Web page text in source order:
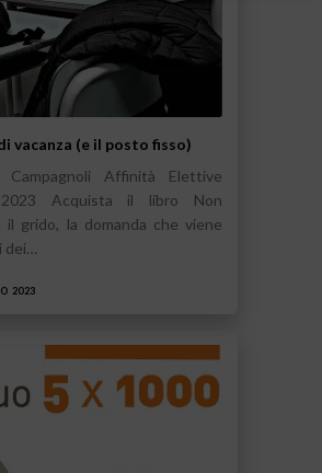
vacanza (e il posto fisso)
Campagnoli Affinità Elettive
2023 Acquista il libro Non
il grido, la domanda che viene
dei…
2023